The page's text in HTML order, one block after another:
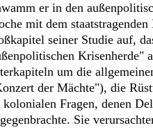
er in den
mit dem
seiner Studie auf,
Krisenherde"
um die
der Mächte"), die
kolonialen Fragen, denen
Sie